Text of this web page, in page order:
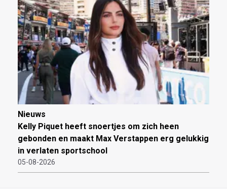
Nieuws
Kelly Piquet heeft snoertjes om zich heen
gebonden en maakt Max Verstappen erg gelukkig
in verlaten sportschool
05-08-2026